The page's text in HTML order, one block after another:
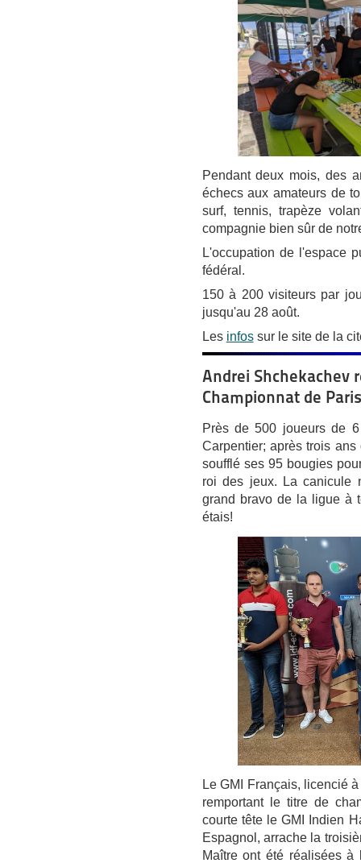
Pendant deux mois, des
échecs aux amateurs de
surf, tennis, trapèze
compagnie bien sûr de
L'occupation de l'espace
fédéral.
150 à 200 visiteurs par
jusqu'au 28 août.
Les infossur le site de la
Andrei Shchekachev
Championnat de
Près de 500 joueurs de
Carpentier; après trois
soufflé ses 95 bougies
roi des jeux. La canicule
grand bravo de la ligue à
étais!
Le GMI Français, licencié
remportant le titre de
courte tête le GMI Indien
Espagnol, arrache la
Maître ont été réalisées